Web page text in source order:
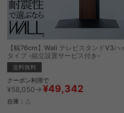
【幅76cm】Wall テレビスタンドV3ハ
タイプ -組立設置サービス付き-
送料無料
クーポン利用で
¥58,050→ ¥49,342
在庫：△